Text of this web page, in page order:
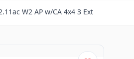
W2 AP w/CA 4x4 3 Ext